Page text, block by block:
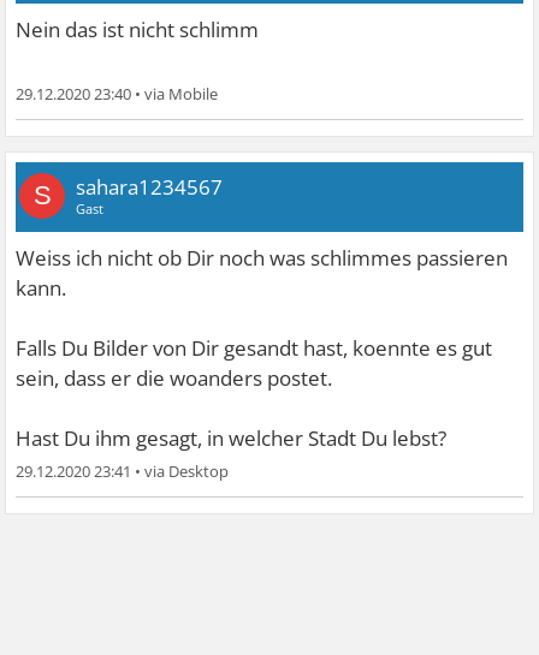
Nein das ist nicht schlimm
29.12.2020 23:40 •
S sahara1234567
Gast
Weiss ich nicht ob Dir noch was schlimmes passieren
kann.
Falls Du Bilder von Dir gesandt hast, koennte es gut
sein, dass er die woanders postet.
Hast Du ihm gesagt, in welcher Stadt Du lebst?
29.12.2020 23:41 •